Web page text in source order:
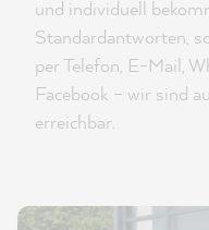
und individuell
Standardantworten,
per Telefon, E-Mail,
Facebook – wir sind
erreichbar.